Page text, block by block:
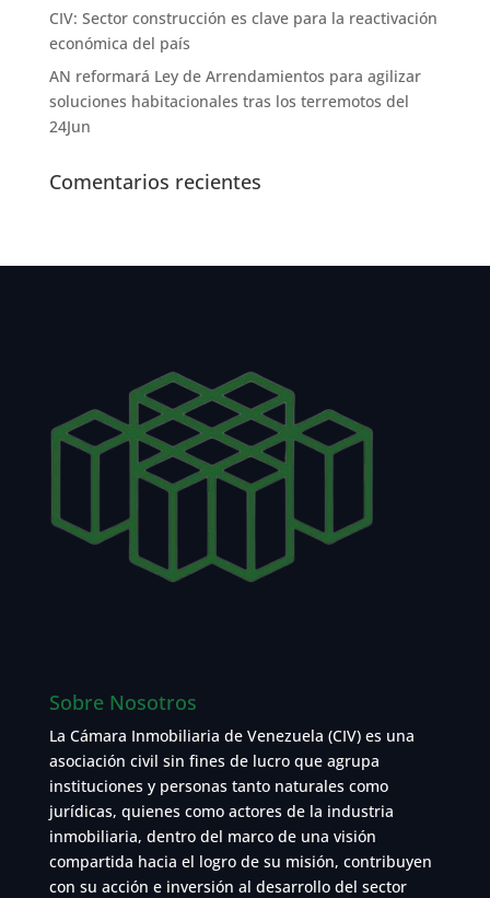
CIV: Sector construcción es clave para la reactivación
económica del país
AN reformará Ley de Arrendamientos para agilizar
soluciones habitacionales tras los terremotos del
24Jun
Comentarios recientes
Sobre Nosotros
La Cámara Inmobiliaria de Venezuela (CIV) es una
asociación civil sin fines de lucro que agrupa
instituciones y personas tanto naturales como
jurídicas, quienes como actores de la industria
inmobiliaria, dentro del marco de una visión
compartida hacia el logro de su misión, contribuyen
con su acción e inversión al desarrollo del sector